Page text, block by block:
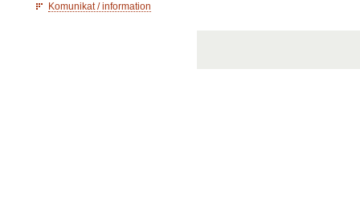
Komunikat / information